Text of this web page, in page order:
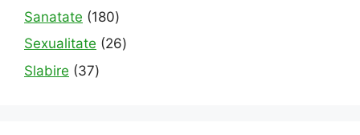
products
Sanatate 180180
products
Sexualitate 2626
Slabire 3737